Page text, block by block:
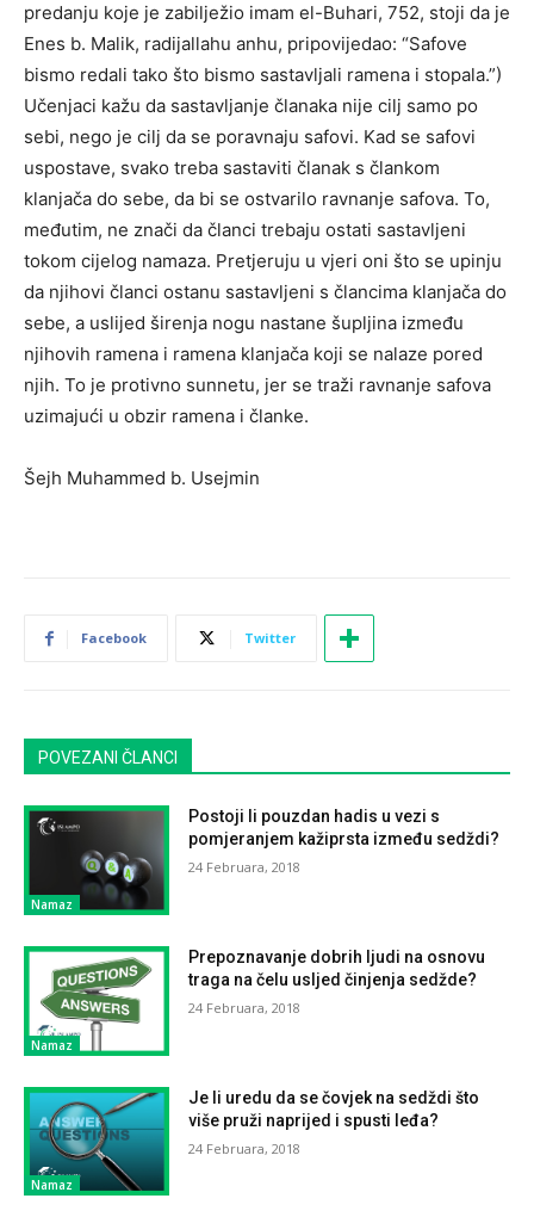
predanju koje je zabilježio imam el-Buhari, 752, stoji da je
Enes b. Malik, radijallahu anhu, pripovijedao: “Safove
bismo redali tako što bismo sastavljali ramena i stopala.”)
Učenjaci kažu da sastavljanje članaka nije cilj samo po
sebi, nego je cilj da se poravnaju safovi. Kad se safovi
uspostave, svako treba sastaviti članak s člankom
klanjača do sebe, da bi se ostvarilo ravnanje safova. To,
međutim, ne znači da članci trebaju ostati sastavljeni
tokom cijelog namaza. Pretjeruju u vjeri oni što se upinju
da njihovi članci ostanu sastavljeni s člancima klanjača do
sebe, a uslijed širenja nogu nastane šupljina između
njihovih ramena i ramena klanjača koji se nalaze pored
njih. To je protivno sunnetu, jer se traži ravnanje safova
uzimajući u obzir ramena i članke.
Šejh Muhammed b. Usejmin
Facebook Twitter
POVEZANI ČLANCI
Namaz
Postoji li pouzdan hadis u vezi s
pomjeranjem kažiprsta između sedždi?
24 Februara, 2018
Namaz
Prepoznavanje dobrih ljudi na osnovu
traga na čelu usljed činjenja sedžde?
24 Februara, 2018
Namaz
Je li uredu da se čovjek na sedždi što
više pruži naprijed i spusti leđa?
24 Februara, 2018